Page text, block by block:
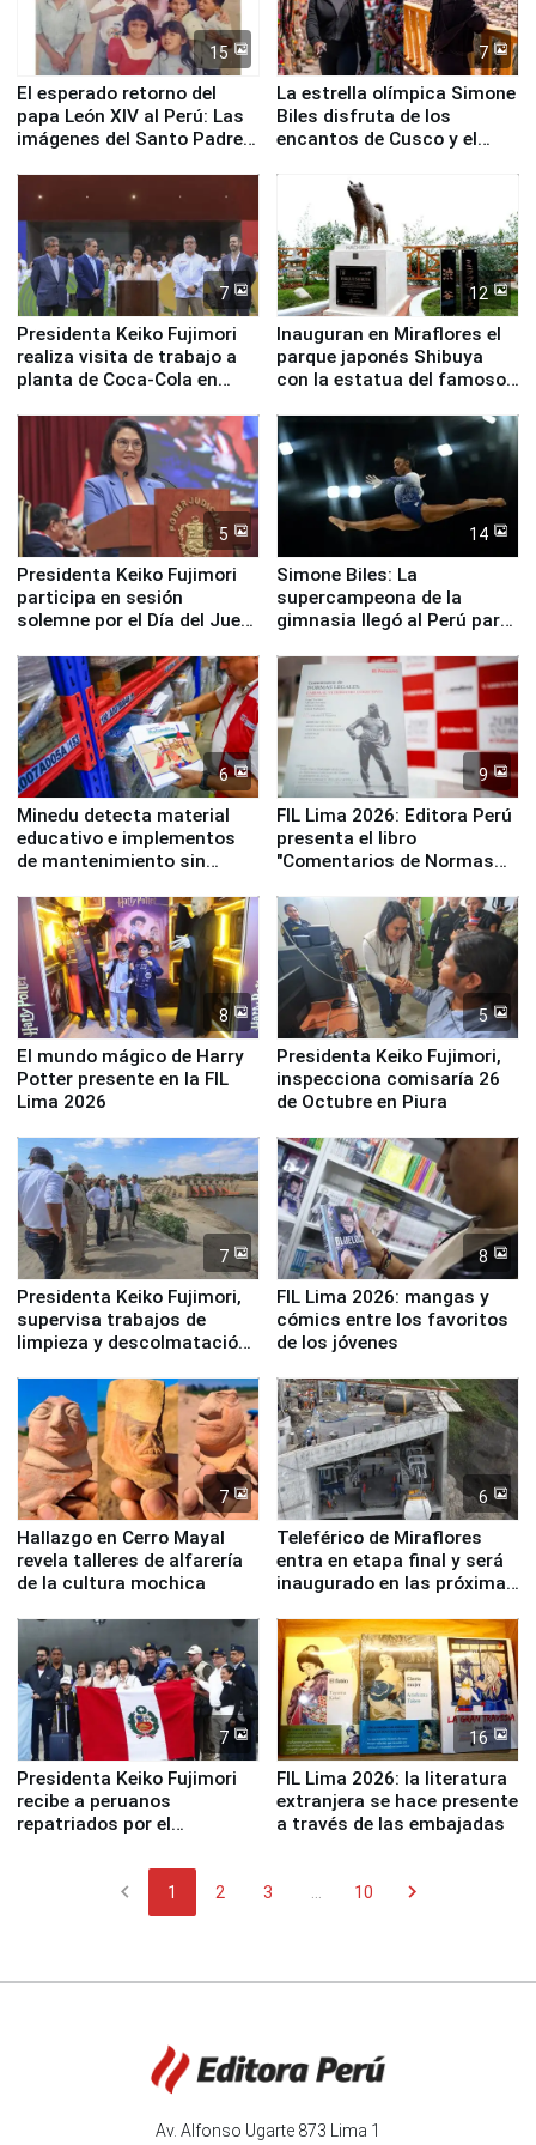
15
El esperado retorno del
papa León XIV al Perú: Las
imágenes del Santo Padre
7
La estrella olímpica Simone
Biles disfruta de los
encantos de Cusco y el
7
Presidenta Keiko Fujimori
realiza visita de trabajo a
planta de Coca-Cola en
12
Inauguran en Miraflores el
parque japonés Shibuya
con la estatua del famoso
5
Presidenta Keiko Fujimori
participa en sesión
solemne por el Día del Juez
14
Simone Biles: La
supercampeona de la
gimnasia llegó al Perú para
Panamericanos Lima 2027
6
Minedu detecta material
educativo e implementos
de mantenimiento sin
la UGEL 2
9
FIL Lima 2026: Editora Perú
presenta el libro
"Comentarios de Normas
Derecho Colectivo"
8
El mundo mágico de Harry
Potter presente en la FIL
Lima 2026
5
Presidenta Keiko Fujimori,
inspecciona comisaría 26
de Octubre en Piura
7
Presidenta Keiko Fujimori,
supervisa trabajos de
limpieza y descolmatación
8
FIL Lima 2026: mangas y
cómics entre los favoritos
de los jóvenes
7
Hallazgo en Cerro Mayal
revela talleres de alfarería
de la cultura mochica
6
Teleférico de Miraflores
entra en etapa final y será
inaugurado en las próximas
7
Presidenta Keiko Fujimori
recibe a peruanos
repatriados por el
16
FIL Lima 2026: la literatura
extranjera se hace presente
a través de las embajadas
chevron_left 1 2 3 10 chevron_right
Av. Alfonso Ugarte 873 Lima 1